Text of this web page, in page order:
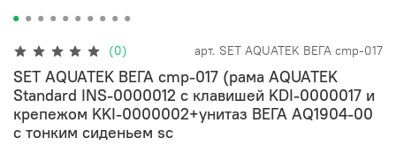
(0) арт. SET AQUATEK ВЕГА cmp-017
SET AQUATEK ВЕГА cmp-017 (рама AQUATEK
Standard INS-0000012 с клавишей KDI-0000017 и
крепежом KKI-0000002+унитаз ВЕГА AQ1904-00
с тонким сиденьем sc